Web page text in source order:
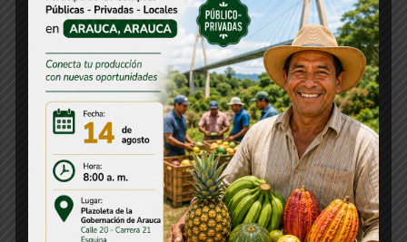
Concurso CNSC
Consejos Departamentales
Convocatorias
Decreto
Departamentos